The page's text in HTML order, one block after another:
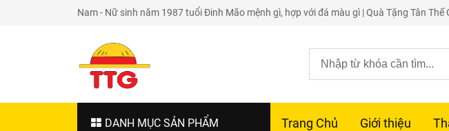
Nam - Nữ sinh năm 1987 tuổi Đinh Mão mệnh gì, hợp với đá màu gì | Quà Tặng Tân Thế
DANH MỤC SẢN PHẨM Trang Chủ Giới thiệu